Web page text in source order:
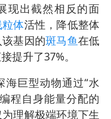
现出截然相反的面
体活性，降低整体
基因的斑马鱼在低
提升了37%。
巨型动物通过“水
程自身能量分配的
理解极端环境下生